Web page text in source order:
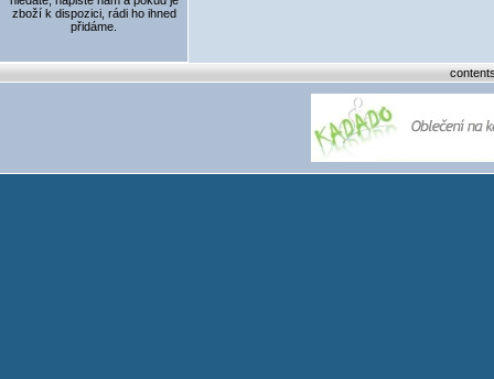
zboží k dispozici, rádi ho ihned
přidáme.